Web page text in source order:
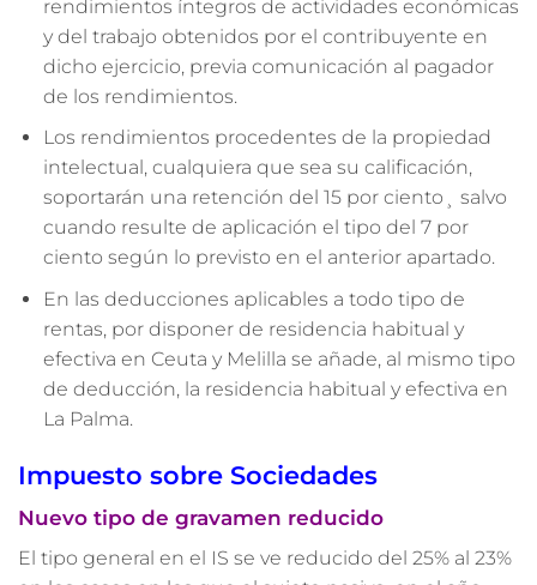
rendimientos íntegros de actividades económicas
y del trabajo obtenidos por el contribuyente en
dicho ejercicio, previa comunicación al pagador
de los rendimientos.
Los rendimientos procedentes de la propiedad
intelectual, cualquiera que sea su calificación,
soportarán una retención del 15 por ciento¸ salvo
cuando resulte de aplicación el tipo del 7 por
ciento según lo previsto en el anterior apartado.
En las deducciones aplicables a todo tipo de
rentas, por disponer de residencia habitual y
efectiva en Ceuta y Melilla se añade, al mismo tipo
de deducción, la residencia habitual y efectiva en
La Palma.
Impuesto sobre Sociedades
Nuevo tipo de gravamen reducido
El tipo general en el IS se ve reducido del 25% al 23%